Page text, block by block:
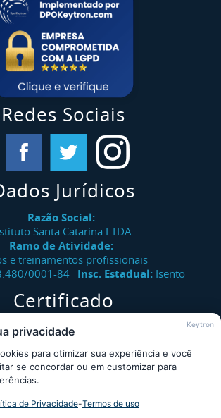
Redes Sociais
Jurídicos
Razão Social:
Santa Catarina LTDA
Ramo de Atividade:
e treinamentos profissionais
0001-84 Insc. Estadual: Isento
Certificado
de certificados emitidos pelo
Instituto Santa Catarina.
Consultar
Keytron
privacidade
para otimizar sua experiência e você
se concordar ou em customizar para
de Privacidade-Termos de uso